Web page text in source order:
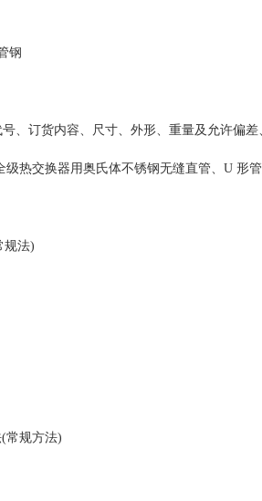
钢
、订货内容、尺寸、外形、重量及允许偏
热交换器用奥氏体不锈钢无缝直管、U 形管
规法)
常规方法)